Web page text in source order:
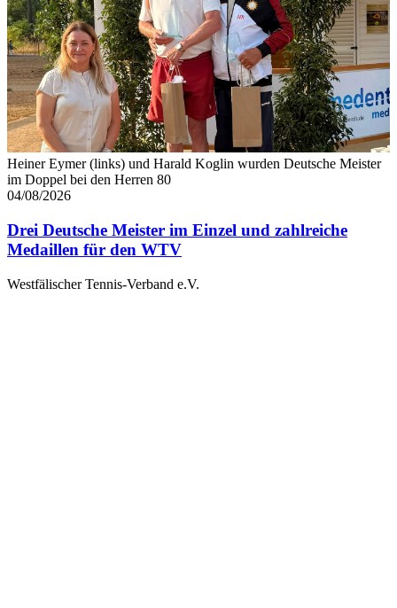
Heiner Eymer (links) und Harald Koglin wurden Deutsche Meister
im Doppel bei den Herren 80
04/08/2026
Drei Deutsche Meister im Einzel und zahlreiche
Medaillen für den WTV
Westfälischer Tennis-Verband e.V.